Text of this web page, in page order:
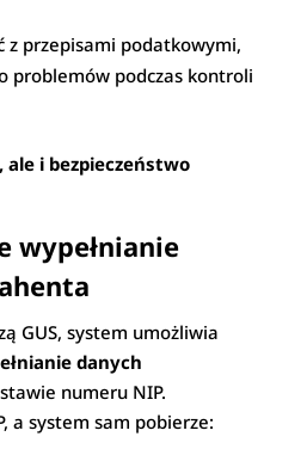
z przepisami podatkowymi,
problemów podczas kontroli
i bezpieczeństwo
wypełnianie
GUS, system umożliwia
danych
numeru NIP.
a system sam pobierze: